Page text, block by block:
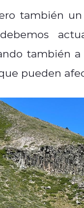
también
también
pueden